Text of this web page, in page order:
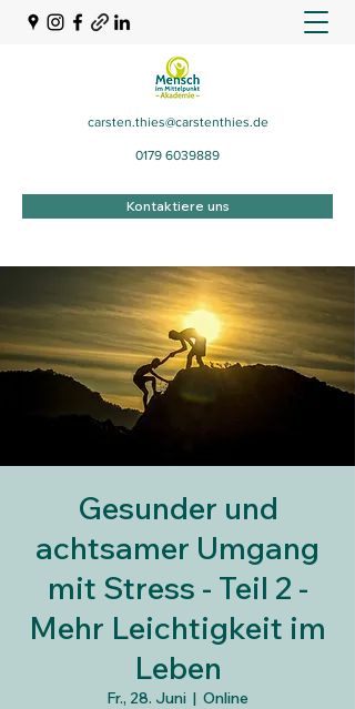
carsten.thies@carstenthies.de
0179 6039889
Kontaktiere uns
Gesunder und
achtsamer Umgang
mit Stress - Teil 2 -
Mehr Leichtigkeit im
Leben
Fr., 28. Juni
  |
Online